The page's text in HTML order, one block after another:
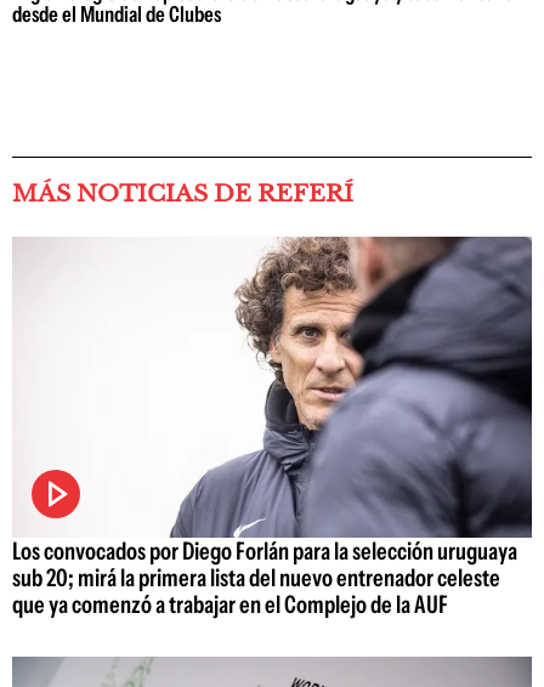
desde el Mundial de Clubes
MÁS NOTICIAS DE REFERÍ
Los convocados por Diego Forlán para la selección uruguaya
sub 20; mirá la primera lista del nuevo entrenador celeste
que ya comenzó a trabajar en el Complejo de la AUF